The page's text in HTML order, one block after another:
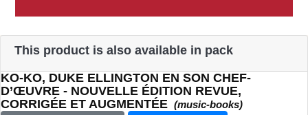
This product is also available in pack
KO-KO, DUKE ELLINGTON EN SON CHEF-
D’ŒUVRE - NOUVELLE ÉDITION REVUE,
CORRIGÉE ET AUGMENTÉE (music-books)